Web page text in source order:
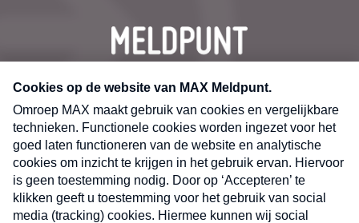
CONTACT
Volg ons op